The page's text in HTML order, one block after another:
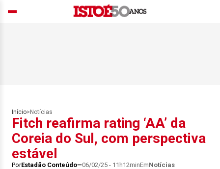
Início> Notícias
Fitch reafirma rating ‘AA’ da
Coreia do Sul, com perspectiva
estável
PorEstadão Conteúdo 06/02/25 - 11h12minEmNotícias